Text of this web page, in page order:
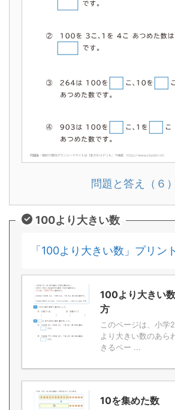
問題と答え（６）
100より大きい数
「100より大きい数」プリ
100より大きい
方
このページは、小学
より大きい数のあら
きるペー ...
10を集めた数